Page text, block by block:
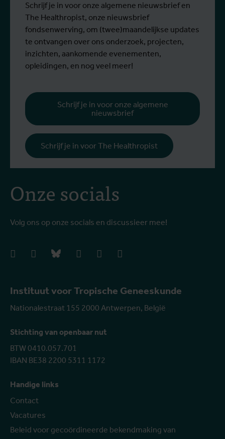
Instituut voor Tropische Geneeskunde
Nationalestraat 155 2000 Antwerpen, België
Stichting van openbaar nut
BTW 0410.057.701
IBAN BE38 2200 5311 1172
Handige links
Contact
Vacatures
Beleid voor gecoördineerde bekendmaking van
Onze socials
Volg ons op onze socials en discussieer mee!
facebookinstagrambluesky linkedIn youtube
Schrijf je in voor onze algemene nieuwsbrief en
The Healthropist, onze nieuwsbrief
fondsenwerving, om (twee)maandelijkse updates
te ontvangen over ons onderzoek, projecten,
inzichten, aankomende evenementen,
opleidingen, en nog veel meer!
Schrijf je in voor onze algemene
nieuwsbrief
Schrijf je in voor The Healthropist